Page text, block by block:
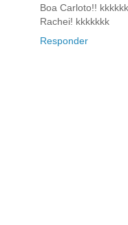
Boa Carloto!!
Rachei! kkkkkkk
Responder